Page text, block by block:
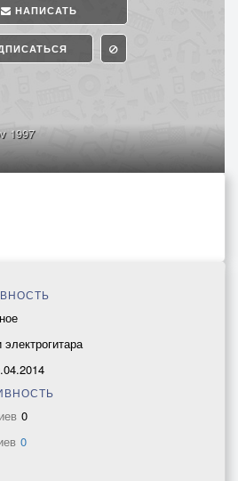
НАПИСАТЬ
1997
электрогитара
0
0